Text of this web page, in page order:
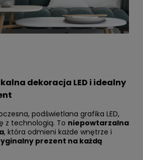
dekoracja LED i idealny
podświetlana grafika LED,
z technologią. To niepowtarzalna
, która odmieni każde wnętrze i
prezent na każdą